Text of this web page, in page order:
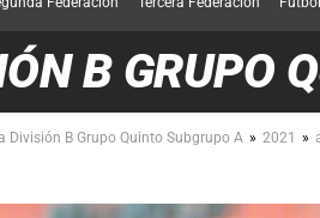
B GRUPO
División B Grupo Quinto Subgrupo A » 2021 »